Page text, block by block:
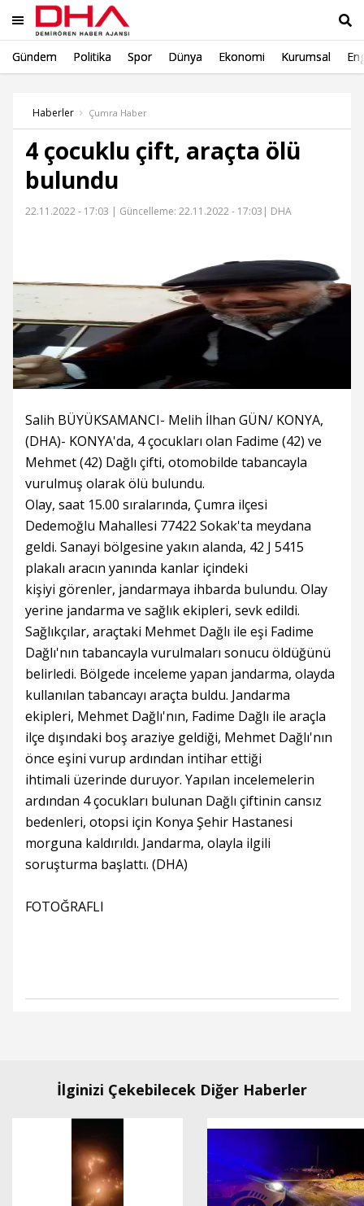
Gündem Politika Spor Dünya Ekonomi Kurumsal
Haberler Çumra Haber
4 çocuklu çift, araçta ölü
bulundu
22.11.2022 - 17:03 | Güncelleme: 22.11.2022 - 17:03 | DHA
Salih BÜYÜKSAMANCI- Melih İlhan GÜN/ KONYA,
(DHA)- KONYA'da, 4 çocukları olan Fadime (42) ve
Mehmet (42) Dağlı çifti, otomobilde tabancayla
vurulmuş olarak ölü bulundu.
Olay, saat 15.00 sıralarında, Çumra ilçesi
Dedemoğlu Mahallesi 77422 Sokak'ta meydana
geldi. Sanayi bölgesine yakın alanda, 42 J 5415
plakalı aracın yanında kanlar içindeki
kişiyi görenler, jandarmaya ihbarda bulundu. Olay
yerine jandarma ve sağlık ekipleri, sevk edildi.
Sağlıkçılar, araçtaki Mehmet Dağlı ile eşi Fadime
Dağlı'nın tabancayla vurulmaları sonucu öldüğünü
belirledi. Bölgede inceleme yapan jandarma, olayda
kullanılan tabancayı araçta buldu. Jandarma
ekipleri, Mehmet Dağlı'nın, Fadime Dağlı ile araçla
ilçe dışındaki boş araziye geldiği, Mehmet Dağlı'nın
önce eşini vurup ardından intihar ettiği
ihtimali üzerinde duruyor. Yapılan incelemelerin
ardından 4 çocukları bulunan Dağlı çiftinin cansız
bedenleri, otopsi için Konya Şehir Hastanesi
morguna kaldırıldı. Jandarma, olayla ilgili
soruşturma başlattı. (DHA)
FOTOĞRAFLI
İlginizi Çekebilecek Diğer Haberler